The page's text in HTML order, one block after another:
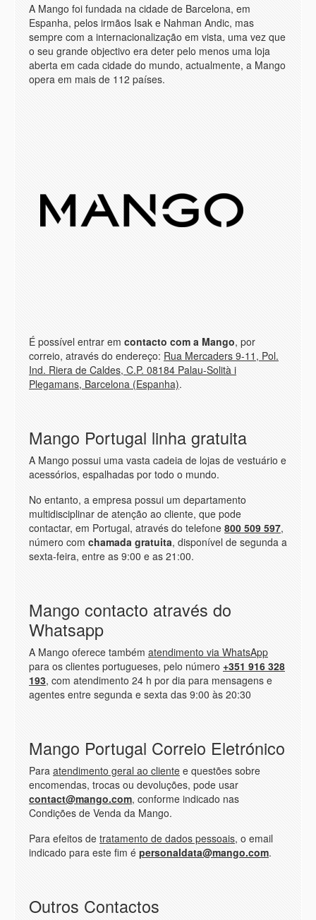
A Mango foi fundada na cidade de Barcelona, em
Espanha, pelos irmãos Isak e Nahman Andic, mas
sempre com a internacionalização em vista, uma vez que
o seu grande objectivo era deter pelo menos uma loja
aberta em cada cidade do mundo, actualmente, a Mango
opera em mais de 112 países.
É possível entrar em contacto com a Mango, por
correio, através do endereço: Rua Mercaders 9-11, Pol.
Ind. Riera de Caldes, C.P. 08184 Palau-Solità i
Plegamans, Barcelona (Espanha).
Mango Portugal linha gratuita
A Mango possui uma vasta cadeia de lojas de vestuário e
acessórios, espalhadas por todo o mundo.
No entanto, a empresa possui um departamento
multidisciplinar de atenção ao cliente, que pode
contactar, em Portugal, através do telefone 800 509 597,
número com chamada gratuita, disponível de segunda a
sexta-feira, entre as 9:00 e as 21:00.
Mango contacto através do
Whatsapp
A Mango oferece também atendimento via WhatsApp
para os clientes portugueses, pelo número +351 916 328
193, com atendimento 24 h por dia para mensagens e
agentes entre segunda e sexta das 9:00 às 20:30
Mango Portugal Correio Eletrónico
Para atendimento geral ao cliente e questões sobre
encomendas, trocas ou devoluções, pode usar
contact@mango.com, conforme indicado nas
Condições de Venda da Mango.
Para efeitos de tratamento de dados pessoais, o email
indicado para este fim é personaldata@mango.com.
Outros Contactos